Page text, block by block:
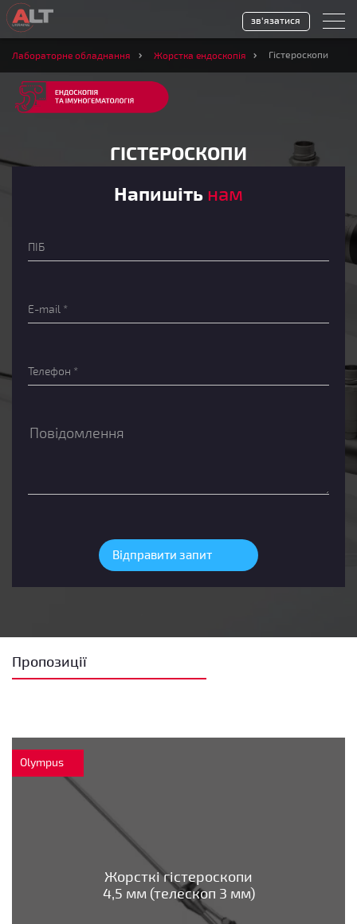
Лабораторне обладнання Жорстка ендоскопія Гістероскопи
ГІСТЕРОСКОПИ
Напишіть нам
зв'язатися
Пропозиції
Olympus
Жорсткі гістероскопи
4,5 мм (телескоп 3 мм)